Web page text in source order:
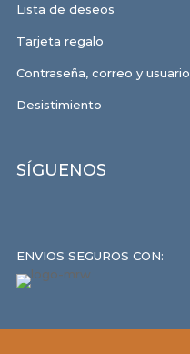
Lista de deseos
Tarjeta regalo
Contraseña, correo y usuario
Desistimiento
SÍGUENOS
ENVIOS SEGUROS CON: